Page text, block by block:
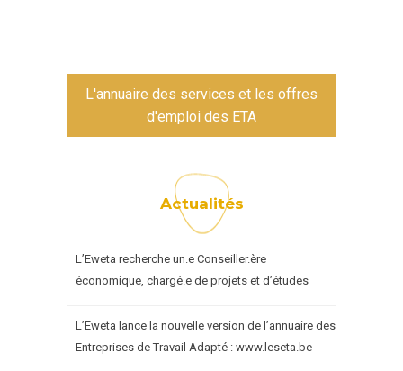
L'annuaire des services et les offres
d'emploi des ETA
Actualités
L’Eweta recherche un.e Conseiller.ère
économique, chargé.e de projets et d’études
L’Eweta lance la nouvelle version de l’annuaire des
Entreprises de Travail Adapté : www.leseta.be